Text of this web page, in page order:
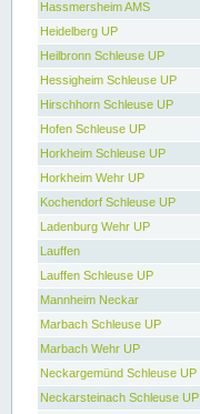
Hassmersheim AMS
Heidelberg UP
Heilbronn Schleuse UP
Hessigheim Schleuse UP
Hirschhorn Schleuse UP
Hofen Schleuse UP
Horkheim Schleuse UP
Horkheim Wehr UP
Kochendorf Schleuse UP
Ladenburg Wehr UP
Lauffen
Lauffen Schleuse UP
Mannheim Neckar
Marbach Schleuse UP
Marbach Wehr UP
Neckargemünd Schleuse UP
Neckarsteinach Schleuse UP